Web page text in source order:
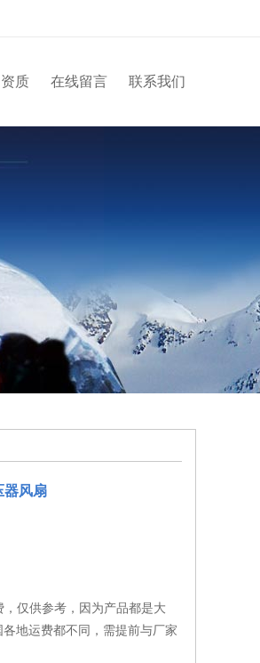
质 在线留言 联系我们
器风扇
仅供参考，因为产品都是大
地运费都不同，需提前与厂家